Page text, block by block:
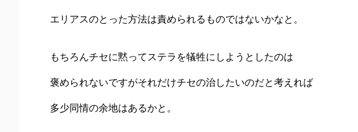
エリアスのとった方法は責められるものではないかなと。
もちろんチセに黙ってステラを犠牲にしようとしたのは
褒められないですがそれだけチセの治したいのだと考えれば
多少同情の余地はあるかと。